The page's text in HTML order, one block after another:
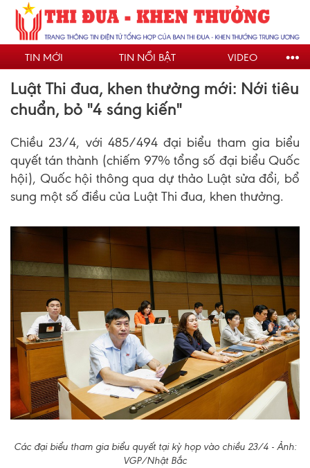
Nhảy
đến
nội
dungTIN MỚI TIN NỔI BẬT VIDEO
Luật Thi đua, khen thưởng mới: Nới tiêu
chuẩn, bỏ "4 sáng kiến"
Chiều 23/4, với 485/494 đại biểu tham gia biểu
quyết tán thành (chiếm 97% tổng số đại biểu Quốc
hội), Quốc hội thông qua dự thảo Luật sửa đổi, bổ
sung một số điều của Luật Thi đua, khen thưởng.
Các đại biểu tham gia biểu quyết tại kỳ họp vào chiều 23/4 - Ảnh:
VGP/Nhật Bắc